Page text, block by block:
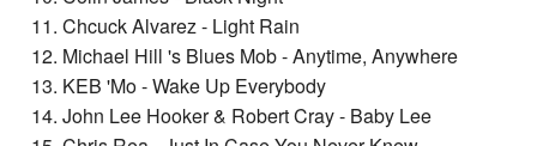
11. Chcuck Alvarez - Light Rain
12. Michael Hill 's Blues Mob - Anytime, Anywhere
13. KEB 'Mo - Wake Up Everybody
14. John Lee Hooker & Robert Cray - Baby Lee